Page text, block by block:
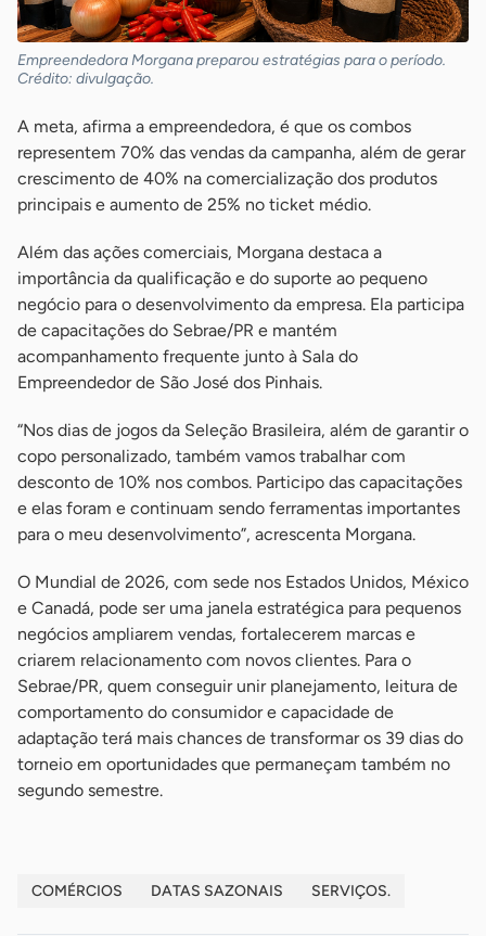
Empreendedora Morgana preparou estratégias para o período.
Crédito: divulgação.
A meta, afirma a empreendedora, é que os combos
representem 70% das vendas da campanha, além de gerar
crescimento de 40% na comercialização dos produtos
principais e aumento de 25% no ticket médio.
Além das ações comerciais, Morgana destaca a
importância da qualificação e do suporte ao pequeno
negócio para o desenvolvimento da empresa. Ela participa
de capacitações do Sebrae/PR e mantém
acompanhamento frequente junto à Sala do
Empreendedor de São José dos Pinhais.
“Nos dias de jogos da Seleção Brasileira, além de garantir o
copo personalizado, também vamos trabalhar com
desconto de 10% nos combos. Participo das capacitações
e elas foram e continuam sendo ferramentas importantes
para o meu desenvolvimento”, acrescenta Morgana.
O Mundial de 2026, com sede nos Estados Unidos, México
e Canadá, pode ser uma janela estratégica para pequenos
negócios ampliarem vendas, fortalecerem marcas e
criarem relacionamento com novos clientes. Para o
Sebrae/PR, quem conseguir unir planejamento, leitura de
comportamento do consumidor e capacidade de
adaptação terá mais chances de transformar os 39 dias do
torneio em oportunidades que permaneçam também no
segundo semestre.
COMÉRCIOS DATAS SAZONAIS SERVIÇOS.